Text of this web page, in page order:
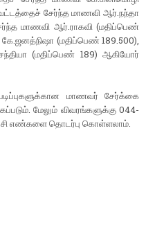
சேர்ந்த மாணவி ஆர்.நந்தா
மாணவி ஆர்.ராகவி (மதிப்பெண்
(மதிப்பெண் 189.500),
(மதிப்பெண் 189) ஆகியோர்
மாணவர் சேர்க்கை
மேலும் விவரங்களுக்கு 044-
எண்களை தொடர்பு கொள்ளலாம்.